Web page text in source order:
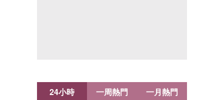
24小時 一周熱門 一月熱門